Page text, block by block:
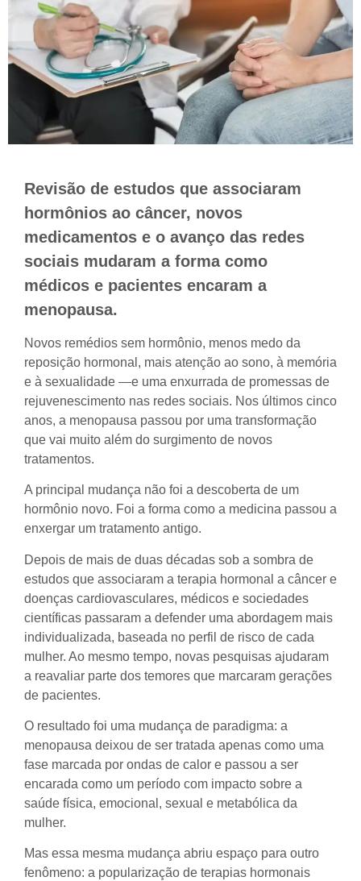
Revisão de estudos que associaram
hormônios ao câncer, novos
medicamentos e o avanço das redes
sociais mudaram a forma como
médicos e pacientes encaram a
menopausa.
Novos remédios sem hormônio, menos medo da
reposição hormonal, mais atenção ao sono, à memória
e à sexualidade —e uma enxurrada de promessas de
rejuvenescimento nas redes sociais. Nos últimos cinco
anos, a menopausa passou por uma transformação
que vai muito além do surgimento de novos
tratamentos.
A principal mudança não foi a descoberta de um
hormônio novo. Foi a forma como a medicina passou a
enxergar um tratamento antigo.
Depois de mais de duas décadas sob a sombra de
estudos que associaram a terapia hormonal a câncer e
doenças cardiovasculares, médicos e sociedades
científicas passaram a defender uma abordagem mais
individualizada, baseada no perfil de risco de cada
mulher. Ao mesmo tempo, novas pesquisas ajudaram
a reavaliar parte dos temores que marcaram gerações
de pacientes.
O resultado foi uma mudança de paradigma: a
menopausa deixou de ser tratada apenas como uma
fase marcada por ondas de calor e passou a ser
encarada como um período com impacto sobre a
saúde física, emocional, sexual e metabólica da
mulher.
Mas essa mesma mudança abriu espaço para outro
fenômeno: a popularização de terapias hormonais